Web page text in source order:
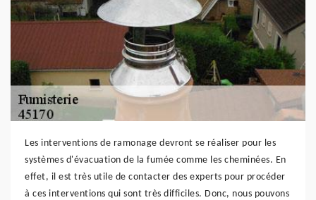
Les interventions de ramonage devront se réaliser pour les
systèmes d'évacuation de la fumée comme les cheminées. En
effet, il est très utile de contacter des experts pour procéder
à ces interventions qui sont très difficiles. Donc, nous pouvons